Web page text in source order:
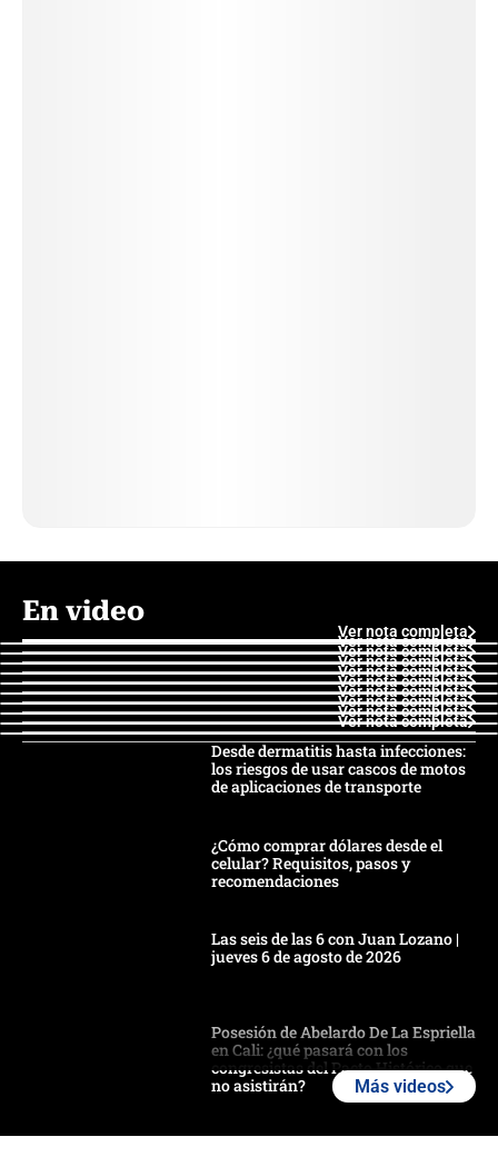
En video
Ver nota completa
Ver nota completa
Ver nota completa
Ver nota completa
Ver nota completa
Ver nota completa
Ver nota completa
Ver nota completa
Ver nota completa
Ver nota completa
Desde dermatitis hasta infecciones:
los riesgos de usar cascos de motos
de aplicaciones de transporte
¿Cómo comprar dólares desde el
celular? Requisitos, pasos y
recomendaciones
Las seis de las 6 con Juan Lozano |
jueves 6 de agosto de 2026
Posesión de Abelardo De La Espriella
en Cali: ¿qué pasará con los
congresistas del Pacto Histórico que
no asistirán?
Más videos